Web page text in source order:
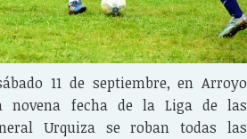
11 de septiembre, en Arroyo
novena fecha de la Liga de las
Urquiza se roban todas las